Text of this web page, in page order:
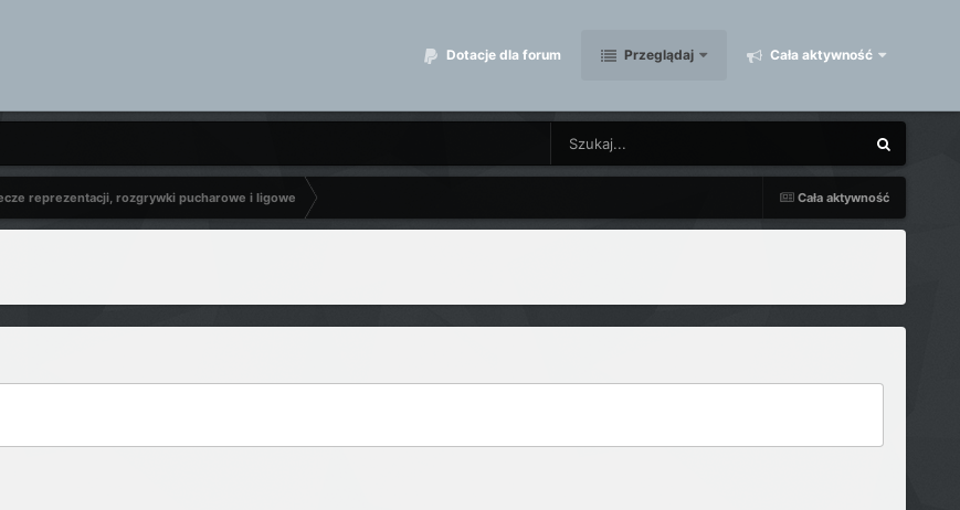
Dotacje dla forum Przeglądaj Cała aktywność
Cała aktywność
reprezentacji, rozgrywki pucharowe i ligowe